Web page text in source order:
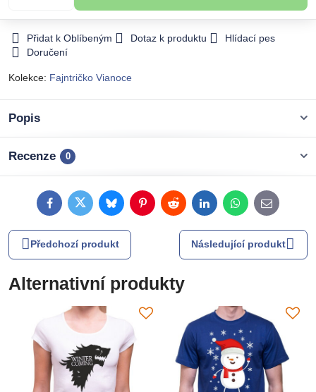
Přidat k Oblíbeným Dotaz k produktu
Hlídací pes
Doručení
Kolekce: Fajntričko Vianoce
Popis
Recenze 0
FacebookTwitterBlueskyPinterestRedditLinkedInWhatsApp
E-
mail
Předchozí produkt Následující produkt
Alternativní produkty